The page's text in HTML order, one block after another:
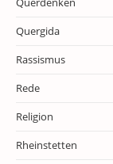
Quergida
Rassismus
Rede
Religion
Rheinstetten